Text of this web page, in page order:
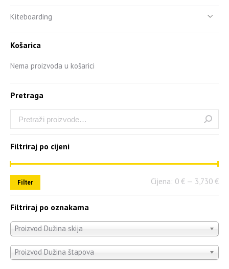
Kiteboarding
Košarica
Nema proizvoda u košarici
Pretraga
Filtriraj po cijeni
Filter Cijena: 0 € — 3,730 €
Filtriraj po oznakama
Proizvod Dužina skija
Proizvod Dužina štapova